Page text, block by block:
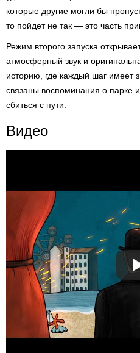
которые другие могли бы
то пойдет не так — это часть
Режим второго запуска
атмосферный звук и
историю, где каждый шаг имеет
связаны воспоминания о парке
сбиться с пути.
Видео